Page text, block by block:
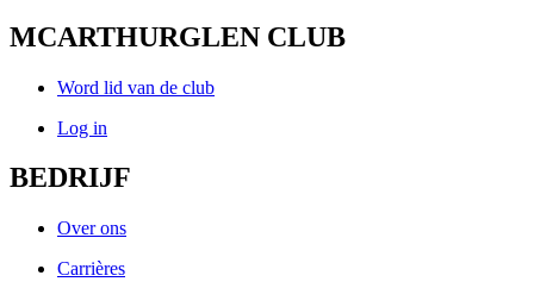
MCARTHURGLEN CLUB
Word lid van de club
Log in
BEDRIJF
Over ons
Carrières